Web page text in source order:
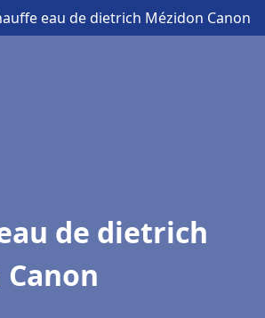
eau de dietrich Mézidon Canon
de dietrich